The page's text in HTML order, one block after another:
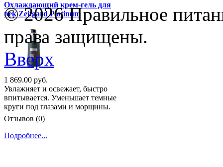
Охлаждающий крем-гель для
век Zeitgard Platinum
1 869.00 руб.
Увлажняет и освежает, быстро
впитывается. Уменьшает темные
круги под глазами и морщины.
Отзывов (0)
Подробнее...
© 2026 Правильное
права защищены.
Вверх